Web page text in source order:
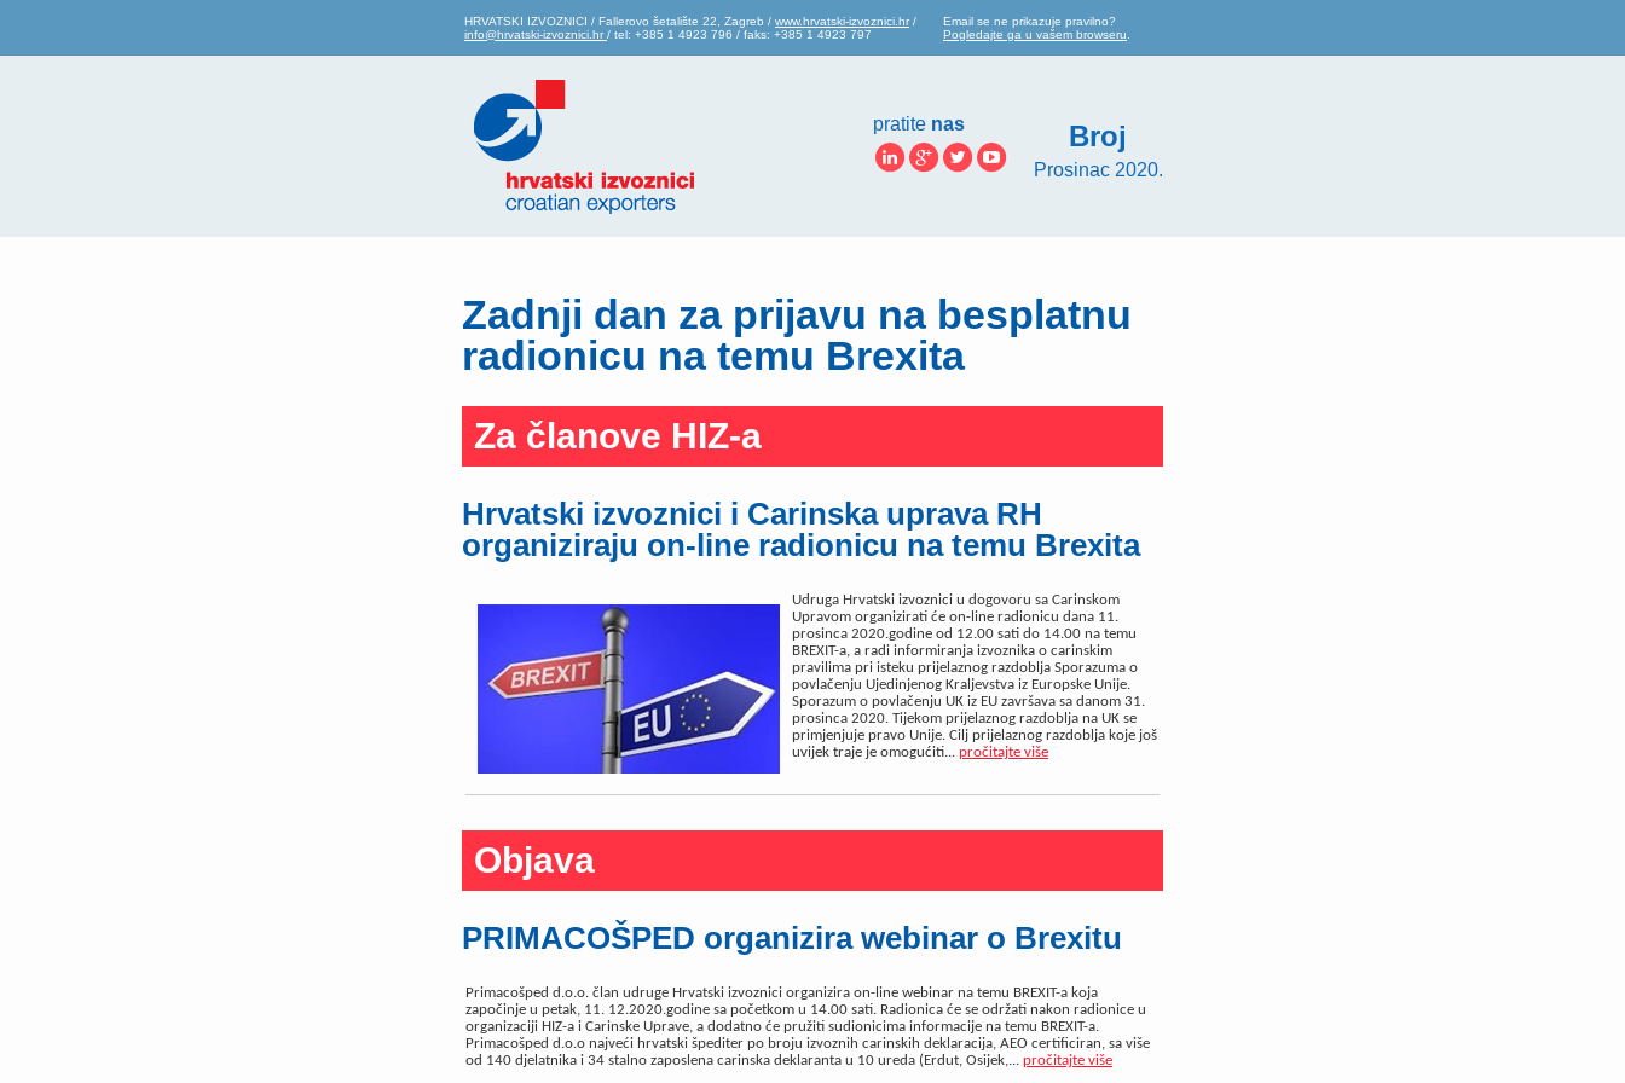
HRVATSKI IZVOZNICI / Fallerovo šetalište 22, Zagreb / www.hrvatski-izvoznici.hr /
info@hrvatski-izvoznici.hr / tel: +385 1 4923 796 / faks: +385 1 4923 797
Email se ne prikazuje pravilno?
Pogledajte ga u vašem browseru
pratite nas Broj
Prosinac 2020.
Zadnji dan za prijavu na besplatnu
radionicu na temu Brexita
Za članove HIZ-a
Hrvatski izvoznici i Carinska uprava RH
organiziraju on-line radionicu na temu Brexita
Udruga Hrvatski izvoznici u dogovoru sa Carinskom
Upravom organizirati će on-line radionicu dana 11.
prosinca 2020.godine od 12.00 sati do 14.00 na temu
BREXIT-a, a radi informiranja izvoznika o carinskim
pravilima pri isteku prijelaznog razdoblja Sporazuma o
povlačenju Ujedinjenog Kraljevstva iz Europske Unije.
Sporazum o povlačenju UK iz EU završava sa danom 31.
prosinca 2020. Tijekom prijelaznog razdoblja na UK se
primjenjuje pravo Unije. Cilj prijelaznog razdoblja koje još
uvijek traje je omogućiti... pročitajte više
Objava
PRIMACOŠPED organizira webinar o Brexitu
Primacošped d.o.o. član udruge Hrvatski izvoznici organizira on-line webinar na temu BREXIT-a koja
započinje u petak, 11. 12.2020.godine sa početkom u 14.00 sati. Radionica će se održati nakon radionice u
organizaciji HIZ-a i Carinske Uprave, a dodatno će pružiti sudionicima informacije na temu BREXIT-a.
Primacošped d.o.o najveći hrvatski špediter po broju izvoznih carinskih deklaracija, AEO certificiran, sa više
od 140 djelatnika i 34 stalno zaposlena carinska deklaranta u 10 ureda (Erdut, Osijek,... pročitajte više